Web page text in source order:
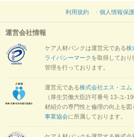
利用規約 個人情報保
運営会社情報
ケア人材バンクは運営元である株
ライバシーマーク を取得してお
管理を行っております。
運営元である株式会社エス・エム
（厚生労働大臣許可番号 13-ユ-
材紹介の専門性と倫理の向上を図
事業協会に所属しております。